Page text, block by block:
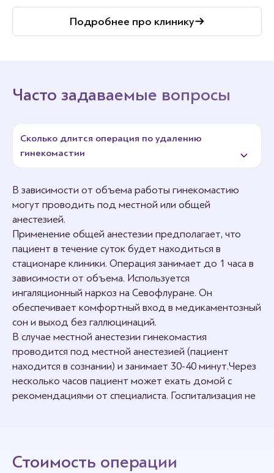
Подробнее про клинику
Часто задаваемые вопросы
Сколько длится операция по удалению
гинекомастии
В зависимости от объема работы гинекомастию
могут проводить под местной или общей
анестезией.
Применение общей анестезии предполагает, что
пациент в течение суток будет находиться в
стационаре клиники. Операция занимает до 1 часа в
зависимости от объема. Используется
ингаляционный наркоз на Севофлуране. Он
обеспечивает комфортный вход в медикаментозный
сон и выход без галлюцинаций.
В случае местной анестезии гинекомастия
проводится под местной анестезией (пациент
находится в сознании) и занимает 30-40 минут. Через
несколько часов пациент может ехать домой с
рекомендациями от специалиста. Госпитализация не
Стоимость операции